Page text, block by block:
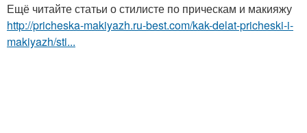
Ещё читайте статьи о стилисте по прическам и макияжу
http://pricheska-makiyazh.ru-best.com/kak-delat-pricheski-i-
makiyazh/sti...